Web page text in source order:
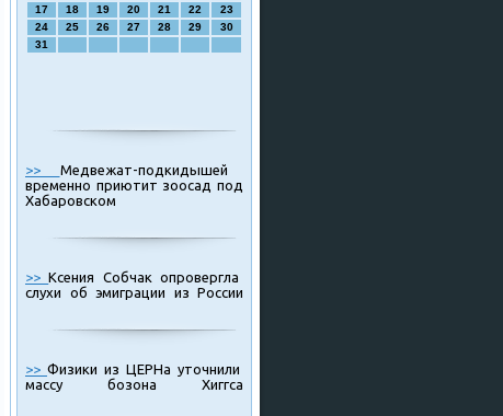
17
18 19 20 21 22
23
24
25 26 27 28 29
30
31
>> Медвежат-подкидышей
временно приютит зоосад под
Хабаровском
>>Ксения Собчак опровергла
слухи об эмиграции из России
>> Физики из ЦЕРНа уточнили
массу бозона Хиггса